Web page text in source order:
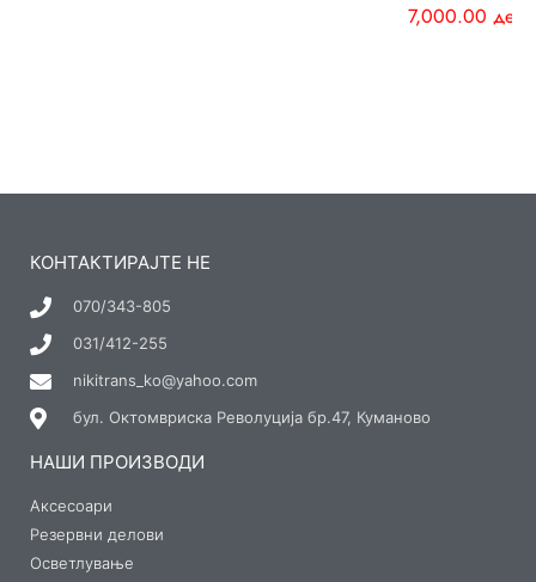
7,000.00 ден
КОНТАКТИРАЈТЕ НЕ
070/343-805
031/412-255
nikitrans_ko@yahoo.com
бул. Октомвриска Револуција бр.47, Куманово
НАШИ ПРОИЗВОДИ
Аксесоари
Резервни делови
Осветлување